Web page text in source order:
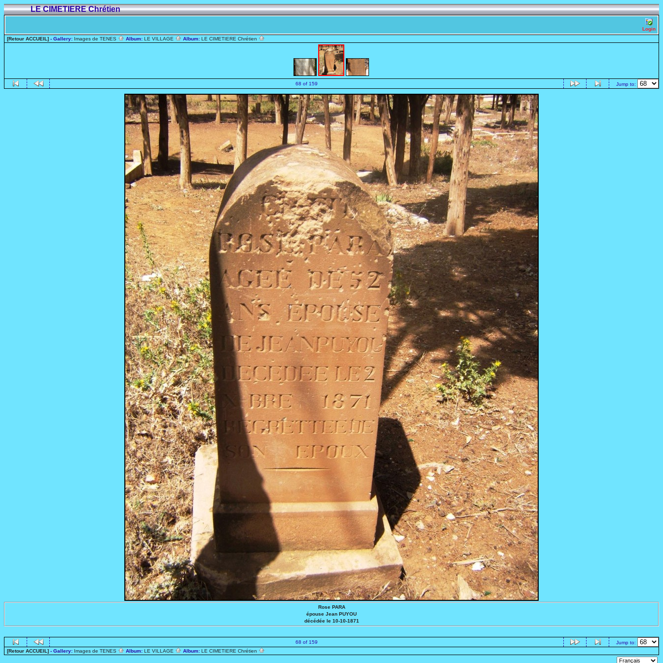
LE CIMETIERE Chrétien
Login
[Retour ACCUEIL] - Gallery: Images de TENES Album: LE VILLAGE Album: LE CIMETIERE Chrétien
68 of 159 Jump to:
Rose PARA
épouse Jean PUYOU
décédée le 10-10-1871
68 of 159
Jump to:
[Retour ACCUEIL] - Gallery: Images de TENES Album: LE VILLAGE Album: LE CIMETIERE Chrétien